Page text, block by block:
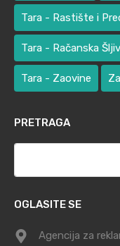
Tara - Rastište i
Tara - Račanska
Tara - Zaovine
PRETRAGA
OGLASITE SE
Agencija za